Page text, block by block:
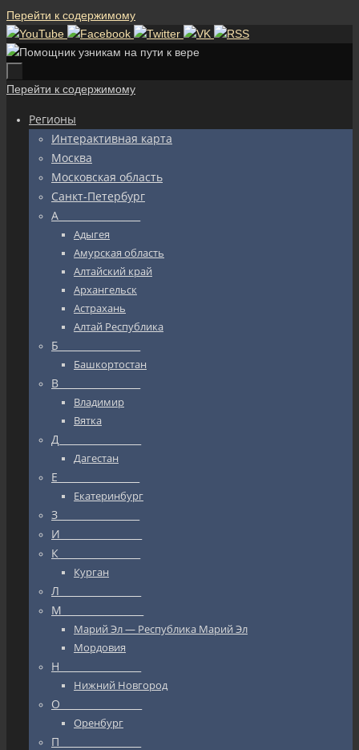
Перейти к содержимому
Перейти к содержимому
Регионы
Интерактивная карта
Москва
Московская область
Санкт-Петербург
А_________________
Адыгея
Амурская область
Алтайский край
Архангельск
Астрахань
Алтай Республика
Б_________________
Башкортостан
В_________________
Владимир
Вятка
Д_________________
Дагестан
Е_________________
Екатеринбург
З_________________
И_________________
К_________________
Курган
Л_________________
М_________________
Марий Эл — Республика Марий Эл
Мордовия
Н_________________
Нижний Новгород
О_________________
Оренбург
П_________________